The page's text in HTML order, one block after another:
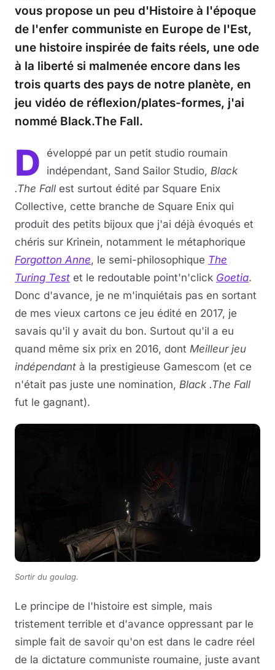
vous propose un peu d'Histoire à l'époque
de l'enfer communiste en Europe de l'Est,
une histoire inspirée de faits réels, une ode
à la liberté si malmenée encore dans les
trois quarts des pays de notre planète, en
jeu vidéo de réflexion/plates-formes, j'ai
nommé Black.The Fall.
D
éveloppé par un petit studio roumain
indépendant, Sand Sailor Studio, Black
.The Fall est surtout édité par Square Enix
Collective, cette branche de Square Enix qui
produit des petits bijoux que j'ai déjà évoqués et
chéris sur Krinein, notamment le métaphorique
Forgotton Anne, le semi-philosophique The
Turing Test et le redoutable point'n'click Goetia.
Donc d'avance, je ne m'inquiétais pas en sortant
de mes vieux cartons ce jeu édité en 2017, je
savais qu'il y avait du bon. Surtout qu'il a eu
quand même six prix en 2016, dont Meilleur jeu
indépendant à la prestigieuse Gamescom (et ce
n'était pas juste une nomination, Black .The Fall
fut le gagnant).
Sortir du goulag.
Le principe de l'histoire est simple, mais
tristement terrible et d'avance oppressant par le
simple fait de savoir qu'on est dans le cadre réel
de la dictature communiste roumaine, juste avant